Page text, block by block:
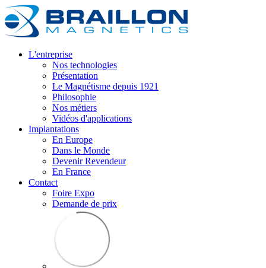
L'entreprise
Nos technologies
Présentation
Le Magnétisme depuis 1921
Philosophie
Nos métiers
Vidéos d'applications
Implantations
En Europe
Dans le Monde
Devenir Revendeur
En France
Contact
Foire Expo
Demande de prix